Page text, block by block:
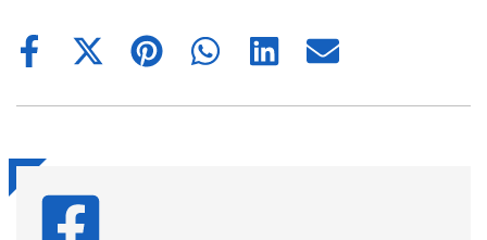
Share
Share
(Twitter)
Share
Share
Share
Share